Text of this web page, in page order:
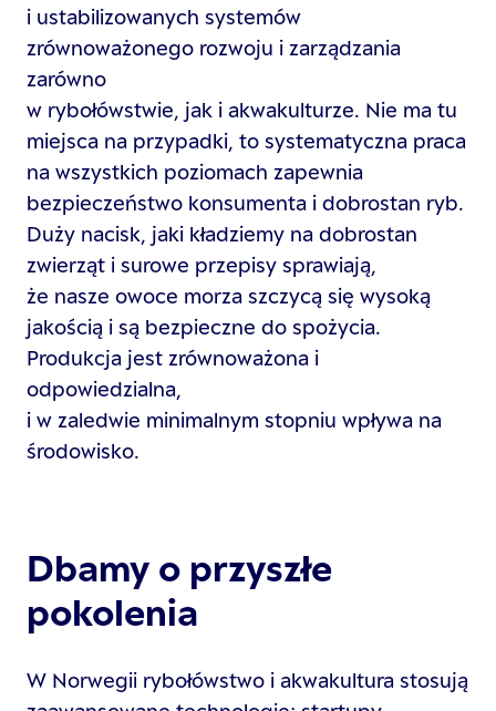
i ustabilizowanych systemów
zrównoważonego rozwoju i zarządzania
zarówno
w rybołówstwie, jak i akwakulturze. Nie ma tu
miejsca na przypadki, to systematyczna praca
na wszystkich poziomach zapewnia
bezpieczeństwo konsumenta i dobrostan ryb.
Duży nacisk, jaki kładziemy na dobrostan
zwierząt i surowe przepisy sprawiają,
że nasze owoce morza szczycą się wysoką
jakością i są bezpieczne do spożycia.
Produkcja jest zrównoważona i
odpowiedzialna,
i w zaledwie minimalnym stopniu wpływa na
środowisko.
Dbamy o przyszłe
pokolenia
W Norwegii rybołówstwo i akwakultura stosują